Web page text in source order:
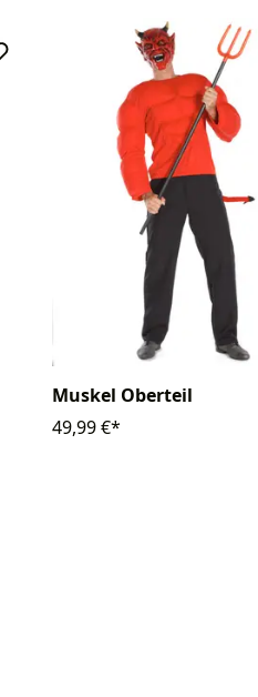
Muskel Oberteil
49,99 €*